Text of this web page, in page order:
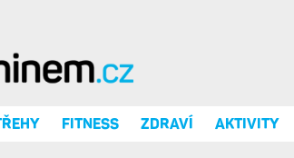
FITNESS ZDRAVÍ AKTIVITY